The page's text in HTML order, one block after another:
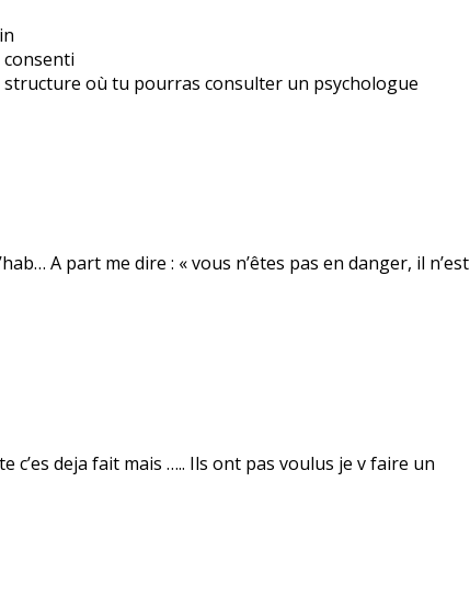
consenti
structure où tu pourras consulter un psychologue
A part me dire : « vous n’êtes pas en danger, il n’est
c’es deja fait mais ….. Ils ont pas voulus je v faire un